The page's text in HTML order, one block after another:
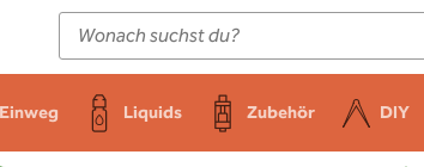
Einweg Liquids Zubehör DIY
E-Zigarette
Einweg
Liquids
Zubehör
DIY